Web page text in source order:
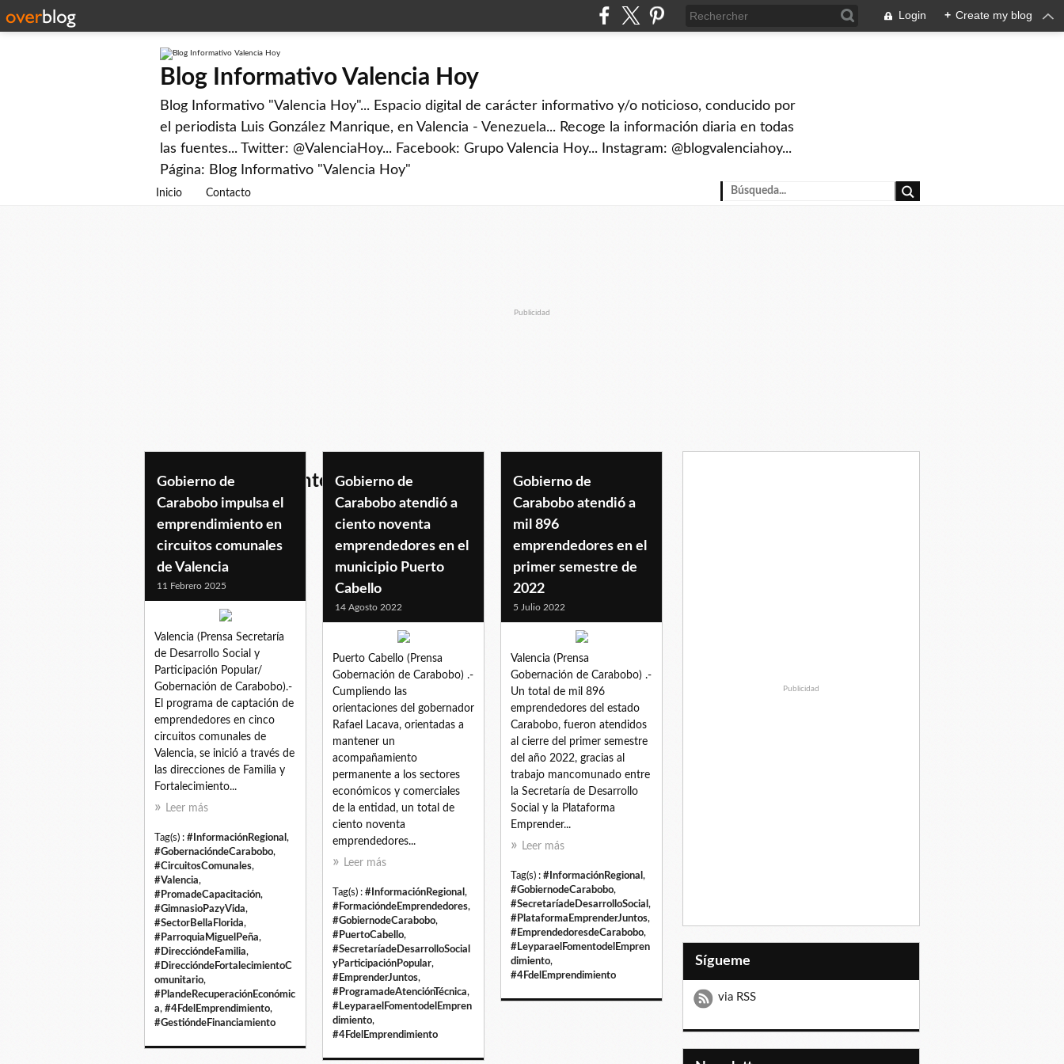
Login + Create my blog
Blog Informativo Valencia Hoy
Blog Informativo "Valencia Hoy"... Espacio digital de carácter informativo y/o noticioso, conducido por
el periodista Luis González Manrique, en Valencia - Venezuela... Recoge la información diaria en todas
las fuentes... Twitter: @ValenciaHoy... Facebook: Grupo Valencia Hoy... Instagram: @blogvalenciahoy...
Página: Blog Informativo "Valencia Hoy"
Inicio Contacto
Publicidad
4fdelemprendimiento
Gobierno de
Carabobo impulsa el
emprendimiento en
circuitos comunales
de Valencia
11 Febrero 2025
Valencia (Prensa Secretaría
de Desarrollo Social y
Participación Popular/
Gobernación de Carabobo).-
El programa de captación de
emprendedores en cinco
circuitos comunales de
Valencia, se inició a través de
las direcciones de Familia y
Fortalecimiento...
Leer más
Tag(s) : #InformaciónRegional ,
#GobernacióndeCarabobo,
#CircuitosComunales,
#Valencia,
#PromadeCapacitación,
#GimnasioPazyVida,
#SectorBellaFlorida,
#ParroquiaMiguelPeña,
#DireccióndeFamilia,
#DireccióndeFortalecimientoC
omunitario,
#PlandeRecuperaciónEconómic
a, #4FdelEmprendimiento,
#GestióndeFinanciamiento
Gobierno de
Carabobo atendió a
ciento noventa
emprendedores en el
municipio Puerto
Cabello
14 Agosto 2022
Puerto Cabello (Prensa
Gobernación de Carabobo) .-
Cumpliendo las
orientaciones del gobernador
Rafael Lacava, orientadas a
mantener un
acompañamiento
permanente a los sectores
económicos y comerciales
de la entidad, un total de
ciento noventa
emprendedores...
Leer más
Tag(s) : #InformaciónRegional ,
#FormacióndeEmprendedores,
#GobiernodeCarabobo,
#PuertoCabello,
#SecretaríadeDesarrolloSocial
yParticipaciónPopular,
#EmprenderJuntos,
#ProgramadeAtenciónTécnica,
#LeyparaelFomentodelEmpren
dimiento,
#4FdelEmprendimiento
Gobierno de
Carabobo atendió a
mil 896
emprendedores en el
primer semestre de
2022
5 Julio 2022
Valencia (Prensa
Gobernación de Carabobo) .-
Un total de mil 896
emprendedores del estado
Carabobo, fueron atendidos
al cierre del primer semestre
del año 2022, gracias al
trabajo mancomunado entre
la Secretaría de Desarrollo
Social y la Plataforma
Emprender...
Leer más
Tag(s) : #InformaciónRegional ,
#GobiernodeCarabobo,
#SecretaríadeDesarrolloSocial ,
#PlataformaEmprenderJuntos,
#EmprendedoresdeCarabobo,
#LeyparaelFomentodelEmpren
dimiento,
#4FdelEmprendimiento
Publicidad
Sígueme
via RSS